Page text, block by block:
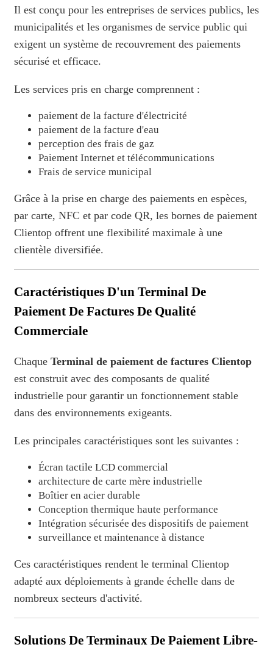
Il est conçu pour les entreprises de services publics, les
municipalités et les organismes de service public qui
exigent un système de recouvrement des paiements
sécurisé et efficace.
Les services pris en charge comprennent :
paiement de la facture d'électricité
paiement de la facture d'eau
perception des frais de gaz
Paiement Internet et télécommunications
Frais de service municipal
Grâce à la prise en charge des paiements en espèces,
par carte, NFC et par code QR, les bornes de paiement
Clientop offrent une flexibilité maximale à une
clientèle diversifiée.
Caractéristiques D'un Terminal De
Paiement De Factures De Qualité
Commerciale
Chaque Terminal de paiement de factures Clientop
est construit avec des composants de qualité
industrielle pour garantir un fonctionnement stable
dans des environnements exigeants.
Les principales caractéristiques sont les suivantes :
Écran tactile LCD commercial
architecture de carte mère industrielle
Boîtier en acier durable
Conception thermique haute performance
Intégration sécurisée des dispositifs de paiement
surveillance et maintenance à distance
Ces caractéristiques rendent le terminal Clientop
adapté aux déploiements à grande échelle dans de
nombreux secteurs d'activité.
Solutions De Terminaux De Paiement Libre-